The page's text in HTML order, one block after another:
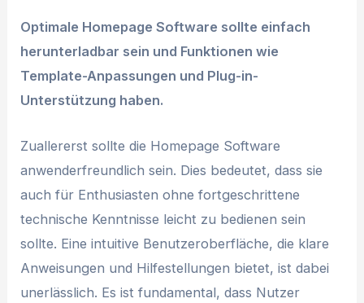
Optimale Homepage Software sollte einfach
herunterladbar sein und Funktionen wie
Template-Anpassungen und Plug-in-
Unterstützung haben.
Zuallererst sollte die Homepage Software
anwenderfreundlich sein. Dies bedeutet, dass sie
auch für Enthusiasten ohne fortgeschrittene
technische Kenntnisse leicht zu bedienen sein
sollte. Eine intuitive Benutzeroberfläche, die klare
Anweisungen und Hilfestellungen bietet, ist dabei
unerlässlich. Es ist fundamental, dass Nutzer